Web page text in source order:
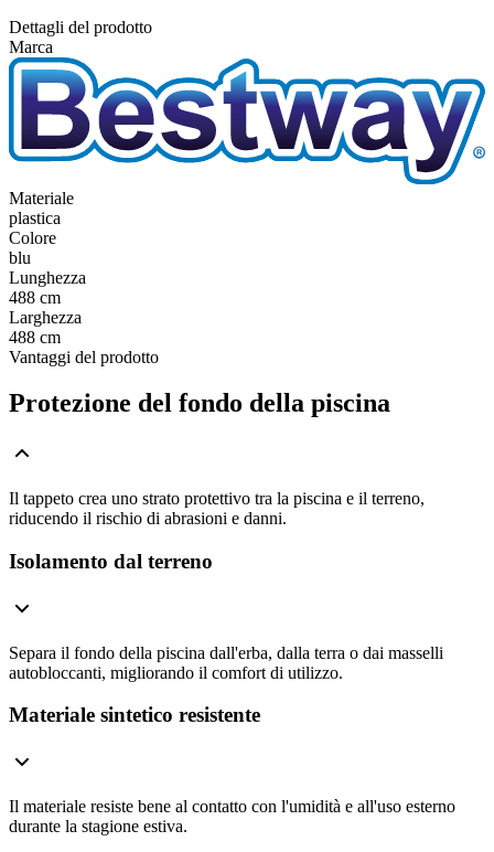
Dettagli del prodotto
Marca
Materiale
plastica
Colore
blu
Lunghezza
488 cm
Larghezza
488 cm
Vantaggi del prodotto
Protezione del fondo della piscina
Il tappeto crea uno strato protettivo tra la piscina e il terreno,
riducendo il rischio di abrasioni e danni.
Isolamento dal terreno
Separa il fondo della piscina dall'erba, dalla terra o dai masselli
autobloccanti, migliorando il comfort di utilizzo.
Materiale sintetico resistente
Il materiale resiste bene al contatto con l'umidità e all'uso esterno
durante la stagione estiva.